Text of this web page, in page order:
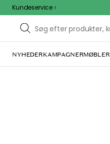
Kundeservice
NYHEDERKAMPAGNERMØBLER